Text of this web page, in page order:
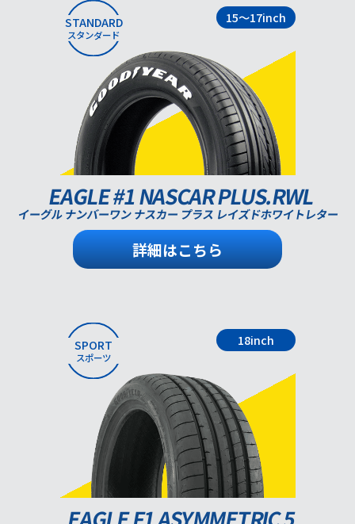
STANDARD
スタンダード
15～17inch
EAGLE #1 NASCAR PLUS.RWL
イーグル ナンバーワン ナスカー プラス レイズドホワイトレター
詳細はこちら
SPORT
スポーツ
18inch